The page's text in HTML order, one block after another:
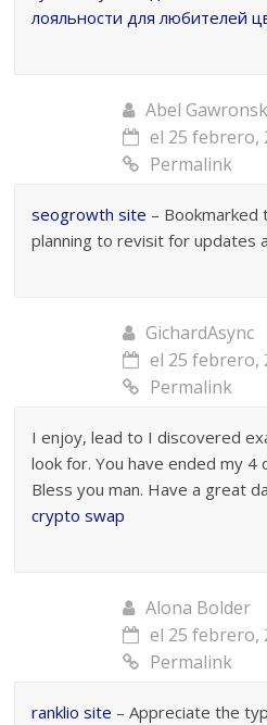
лояльности для любителей
Abel
el 25 febrero,
Permalink
seogrowth site – Bookmarked
planning to revisit for updates
GichardAsync
el 25 febrero,
Permalink
I enjoy, lead to I discovered
look for. You have ended my 4
Bless you man. Have a great
crypto swap
Alona Bolder
el 25 febrero,
Permalink
ranklio site – Appreciate the